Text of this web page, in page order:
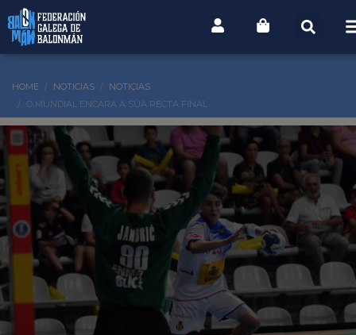
HOME NOTICIAS
NOTICIAS
O MUNDIAL ENCARA A SÚA RECTA FINAL